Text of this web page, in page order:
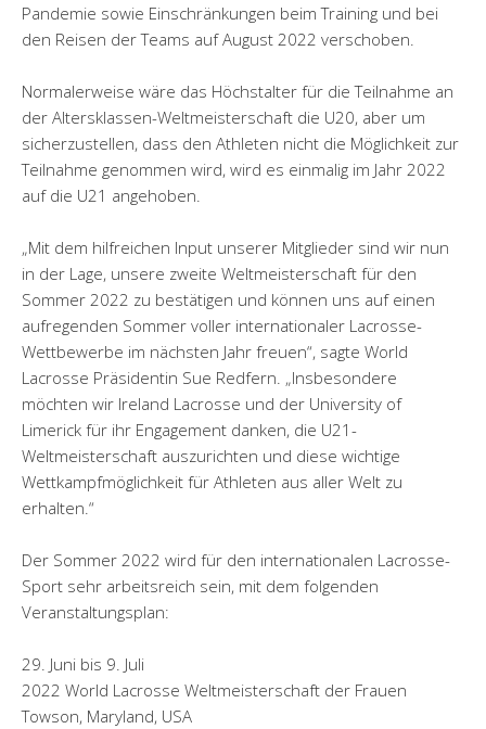
Pandemie sowie Einschränkungen beim Training und bei
den Reisen der Teams auf August 2022 verschoben.
Normalerweise wäre das Höchstalter für die Teilnahme an
der Altersklassen-Weltmeisterschaft die U20, aber um
sicherzustellen, dass den Athleten nicht die Möglichkeit zur
Teilnahme genommen wird, wird es einmalig im Jahr 2022
auf die U21 angehoben.
„Mit dem hilfreichen Input unserer Mitglieder sind wir nun
in der Lage, unsere zweite Weltmeisterschaft für den
Sommer 2022 zu bestätigen und können uns auf einen
aufregenden Sommer voller internationaler Lacrosse-
Wettbewerbe im nächsten Jahr freuen“, sagte World
Lacrosse Präsidentin Sue Redfern. „Insbesondere
möchten wir Ireland Lacrosse und der University of
Limerick für ihr Engagement danken, die U21-
Weltmeisterschaft auszurichten und diese wichtige
Wettkampfmöglichkeit für Athleten aus aller Welt zu
erhalten.“
Der Sommer 2022 wird für den internationalen Lacrosse-
Sport sehr arbeitsreich sein, mit dem folgenden
Veranstaltungsplan:
29. Juni bis 9. Juli
2022 World Lacrosse Weltmeisterschaft der Frauen
Towson, Maryland, USA